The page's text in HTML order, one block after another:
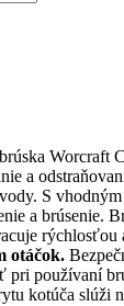
Worcraft
a
S
a brúsenie.
rýchlosťou
otáčok.
pri používaní
kotúča slúži